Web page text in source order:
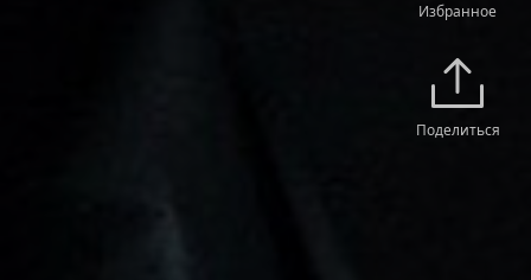
Избранное
Поделиться